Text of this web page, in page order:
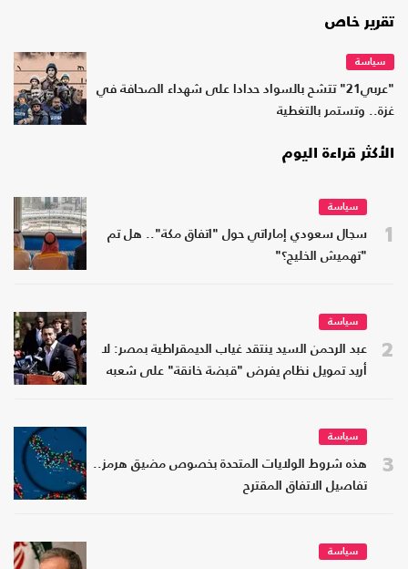
تقرير خاص
سياسة
"عربي21" تتشح بالسواد حدادا على شهداء الصحافة في
غزة.. وتستمر بالتغطية
الأكثر قراءة اليوم
1
سياسة
سجال سعودي إماراتي حول "اتفاق مكة".. هل تم
"تهميش الخليج؟"
2
سياسة
عبد الرحمن السيد ينتقد غياب الديمقراطية بمصر: لا
أريد تمويل نظام يفرض "قبضة خانقة" على شعبه
3
سياسة
هذه شروط الولايات المتحدة بخصوص مضيق هرمز..
تفاصيل الاتفاق المقترح
سياسة